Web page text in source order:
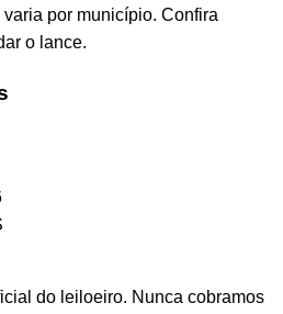
por município. Confira
o lance.
do leiloeiro. Nunca cobramos